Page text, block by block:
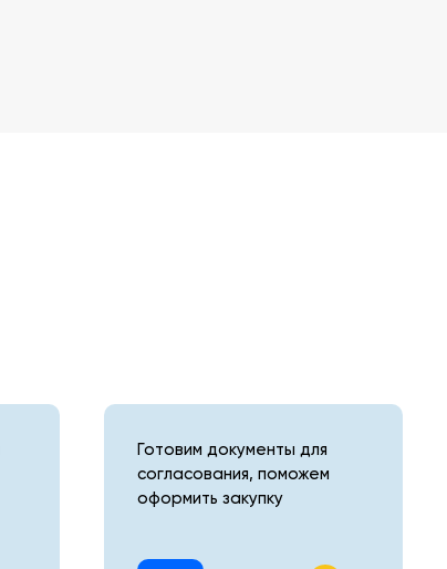
Готовим документы для
согласования, поможем
оформить закупку